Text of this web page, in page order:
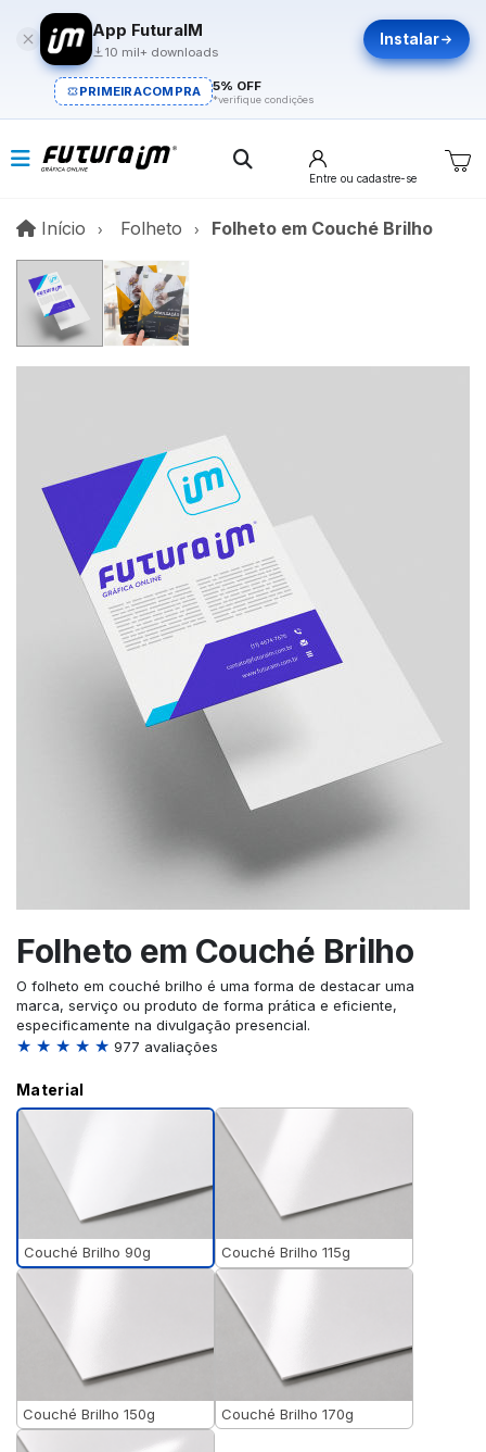
App FuturaIM
10 mil+ downloads
Instalar
PRIMEIRACOMPRA 5% OFF
*verifique condições
Entre ou cadastre-se
Início InícioFolheto Folheto em Couché Brilho
Folheto em Couché Brilho
O folheto em couché brilho é uma forma de destacar uma
marca, serviço ou produto de forma prática e eficiente,
especificamente na divulgação presencial.
★ ★ ★ ★ ★ 977 avaliações
Material
Couché Brilho 90g Couché Brilho 115g
Couché Brilho 150g Couché Brilho 170g